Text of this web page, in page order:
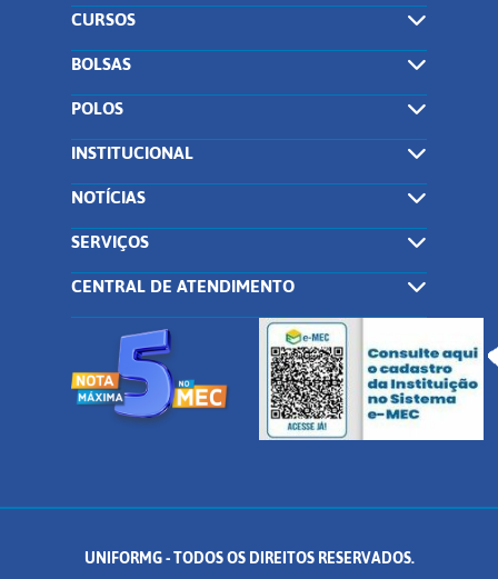
CURSOS
BOLSAS
POLOS
INSTITUCIONAL
NOTÍCIAS
SERVIÇOS
CENTRAL DE ATENDIMENTO
UNIFORMG - TODOS OS DIREITOS RESERVADOS.